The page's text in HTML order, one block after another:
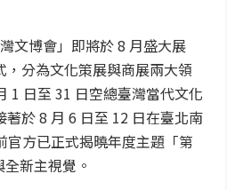
文博會」即將於 8 月盛大展
分為文化策展與商展兩大領
1 日至 31 日空總臺灣當代文化
於 8 月 6 日至 12 日在臺北南
官方已正式揭曉年度主題「第
新主視覺。